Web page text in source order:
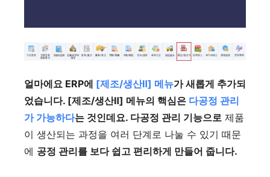
얼마에요 ERP에 [제조/생산Ⅱ] 메뉴가 새롭게 추가되
었습니다. [제조/생산Ⅱ] 메뉴의 핵심은 다공정 관리
가 가능하다는 것인데요. 다공정 관리 기능으로 제품
이 생산되는 과정을 여러 단계로 나눌 수 있기 때문
에 공정 관리를 보다 쉽고 편리하게 만들어 줍니다.